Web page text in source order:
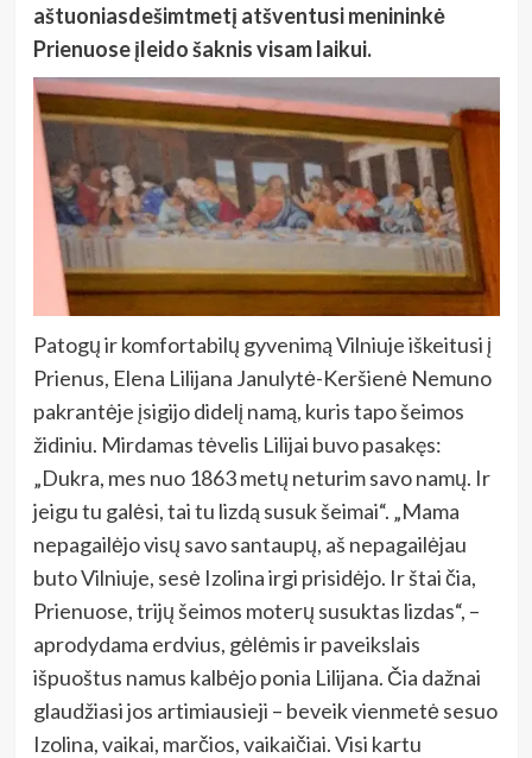
aštuoniasdešimtmetį atšventusi menininkė
Prienuose įleido šaknis visam laikui.
Patogų ir komfortabilų gyvenimą Vilniuje iškeitusi į
Prienus, Elena Lilijana Janulytė-Keršienė Nemuno
pakrantėje įsigijo didelį namą, kuris tapo šeimos
židiniu. Mirdamas tėvelis Lilijai buvo pasakęs:
„Dukra, mes nuo 1863 metų neturim savo namų. Ir
jeigu tu galėsi, tai tu lizdą susuk šeimai“. „Mama
nepagailėjo visų savo santaupų, aš nepagailėjau
buto Vilniuje, sesė Izolina irgi prisidėjo. Ir štai čia,
Prienuose, trijų šeimos moterų susuktas lizdas“, –
aprodydama erdvius, gėlėmis ir paveikslais
išpuoštus namus kalbėjo ponia Lilijana. Čia dažnai
glaudžiasi jos artimiausieji – beveik vienmetė sesuo
Izolina, vaikai, marčios, vaikaičiai. Visi kartu